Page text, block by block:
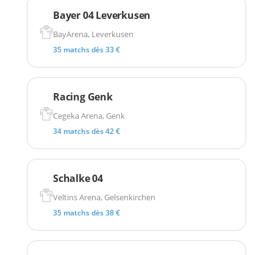
Bayer 04 Leverkusen
BayArena, Leverkusen
35 matchs dès 33 €
Racing Genk
Cegeka Arena, Genk
34 matchs dès 42 €
Schalke 04
Veltins Arena, Gelsenkirchen
35 matchs dès 38 €